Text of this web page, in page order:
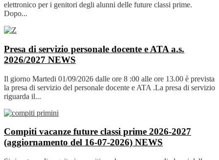
elettronico per i genitori degli alunni delle future classi prime.
Dopo...
Presa di servizio personale docente e ATA a.s.
2026/2027 NEWS
Il giorno Martedi 01/09/2026 dalle ore 8 :00 alle ore 13.00 è prevista
la presa di servizio del personale docente e ATA .La presa di servizio
riguarda il...
Compiti vacanze future classi prime 2026-2027
(aggiornamento del 16-07-2026) NEWS